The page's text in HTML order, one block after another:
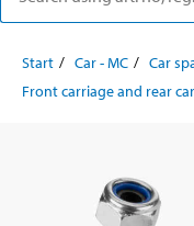
Start Car - MC Car
Front carriage and rear